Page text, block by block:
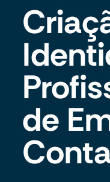
de